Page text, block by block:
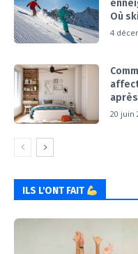
Où
4
20 juin
ILS L'ONT FAIT